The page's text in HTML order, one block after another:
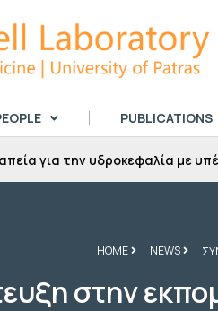
PUBLICATIONS
για την υδροκεφαλία με
HOME NEWS
στην